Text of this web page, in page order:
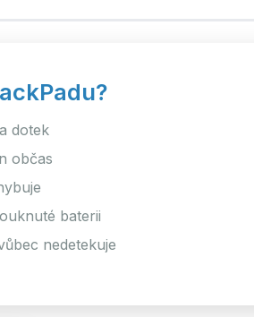
dotek
občas
baterii
nedetekuje